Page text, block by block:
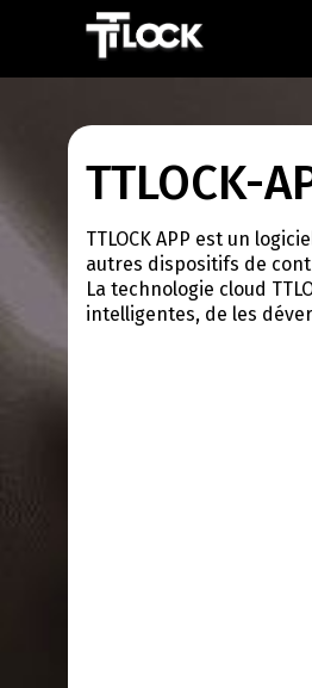
TTLOCK-
TTLOCK APP est un
autres dispositifs de
La technologie cloud
intelligentes, de les